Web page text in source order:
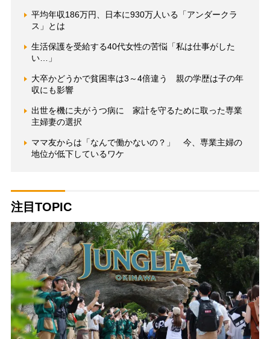
平均年収186万円、日本に930万人いる「アンダークラ
ス」とは
生活保護を受給する40代女性の苦悩「私は仕事がした
い…」
大卒かどうかで貧困率は3～4倍違う 親の学歴は子の年
収にも影響
出世を機に夫がうつ病に 家計を守るために取った専業
主婦妻の選択
ママ友からは「なんで働かないの？」 今、専業主婦の
地位が低下しているワケ
注目TOPIC